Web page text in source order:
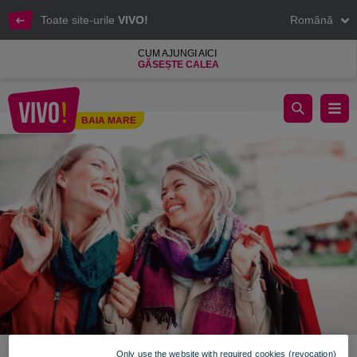
Toate site-urile VIVO! Română
CUM AJUNGI AICI
GĂSEȘTE CALEA
BAIA MARE
Reducerile de iarnă: inspirație pentru un an așa cum îți dorești.
Only use the website with required cookies (revocation)